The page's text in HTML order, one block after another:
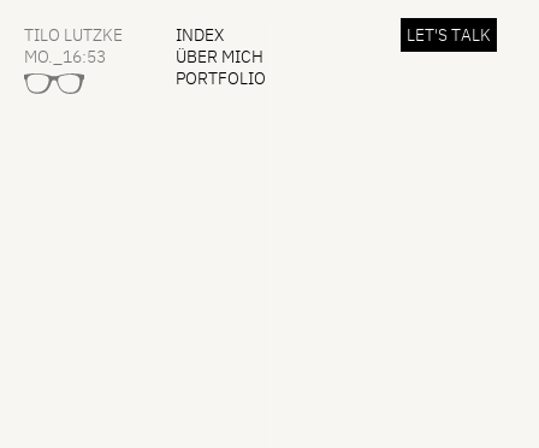
TILO LUTZKE
MO._16:53
INDEX
ÜBER MICH
PORTFOLIO
LET'STALK